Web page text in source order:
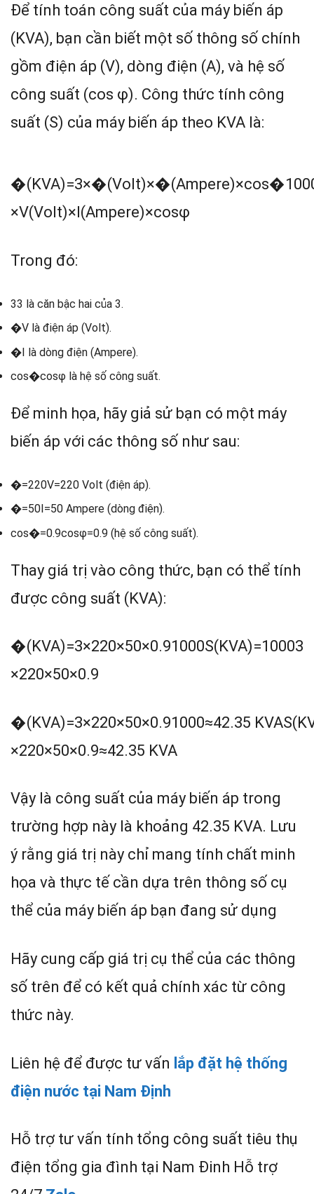
Để tính toán công suất của máy biến áp
(KVA), bạn cần biết một số thông số chính
gồm điện áp (V), dòng điện (A), và hệ số
công suất (cos φ). Công thức tính công
suất (S) của máy biến áp theo KVA là:
×V(Volt)× (Ampere)×cosφ
Trong đó:
33 là căn bậc hai của 3.
�V là điện áp (Volt).
�I là dòng điện (Ampere).
cos⁡�cosφ là hệ số công suất.
Để minh họa, hãy giả sử bạn có một máy
biến áp với các thông số như sau:
�=220V=220 Volt (điện áp).
�=50 =50 Ampere (dòng điện).
cos⁡�=0.9cosφ=0.9 (hệ số công suất).
Thay giá trị vào công thức, bạn có thể tính
được công suất (KVA):
�(KVA)=3×220×50×0.91000S( KVA)=10003
×220×50×0.9
�(KVA)=3×220×50×0.91000≈42.35 KVAS(
×220×50×0.9≈42.35 KVA
Vậy là công suất của máy biến áp trong
trường hợp này là khoảng 42.35 KVA. Lưu
ý rằng giá trị này chỉ mang tính chất minh
họa và thực tế cần dựa trên thông số cụ
thể của máy biến áp bạn đang sử dụng
Hãy cung cấp giá trị cụ thể của các thông
số trên để có kết quả chính xác từ công
thức này.
Liên hệ để được tư vấn lắp đặt hệ thống
điện nước tại Nam Định
Hỗ trợ tư vấn tính tổng công suất tiêu thụ
điện tổng gia đình tại Nam Đinh Hỗ trợ